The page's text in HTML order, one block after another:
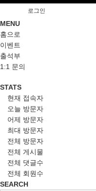
로그인
MENU
홈으로
이벤트
출석부
1:1 문의
STATS
현재 접속자
오늘 방문자
어제 방문자
최대 방문자
전체 방문자
전체 게시물
전체 댓글수
전체 회원수
SEARCH